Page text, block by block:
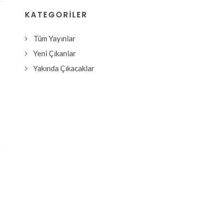
KATEGORILER
Tüm Yayınlar
Yeni Çıkanlar
Yakında Çıkacaklar